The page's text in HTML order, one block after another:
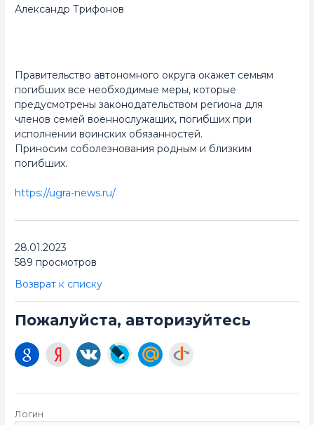
Александр Трифонов
Правительство автономного округа окажет семьям
погибших все необходимые меры, которые
предусмотрены законодательством региона для
членов семей военнослужащих, погибших при
исполнении воинских обязанностей.
Приносим соболезнования родным и близким
погибших.
https://ugra-news.ru/
28.01.2023
589 просмотров
Возврат к списку
Пожалуйста, авторизуйтесь
Логин